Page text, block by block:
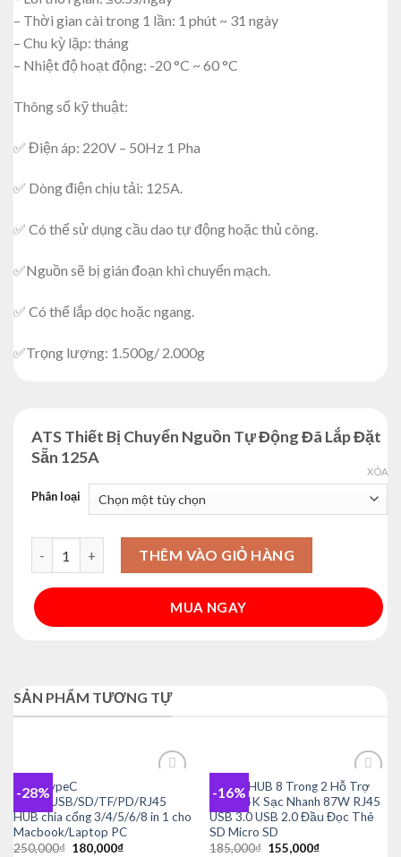
– Thời gian cài trong 1 lần: 1 phút ~ 31 ngày
– Chu kỳ lặp: tháng
– Nhiệt độ hoạt động: -20 °C ~ 60 °C
Thông số kỹ thuật:
✅ Điện áp: 220V – 50Hz 1 Pha
✅ Dòng điện chịu tải: 125A.
✅ Có thể sử dụng cầu dao tự động hoặc thủ công.
✅Nguồn sẽ bị gián đoạn khi chuyển mạch.
✅ Có thể lắp dọc hoặc ngang.
✅Trọng lượng: 1.500g/ 2.000g
ATS Thiết Bị Chuyển Nguồn Tự Động Đã Lắp Đặt
Sẵn 125A
Phân loại
XÓA
ATS Thiết Bị Chuyển Nguồn Tự Động Đã Lắp Đặt Sẵn 125A
THÊM VÀO GIỎ HÀNG
MUA NGAY
SẢN PHẨM TƯƠNG TỰ
-28%
wishlist
HUB TypeC
HDMI/USB/SD/TF/PD/RJ45
HUB chia cổng 3/4/5/6/8 in 1 cho
Macbook/Laptop PC
250,000₫ Giá
180,000₫Giá
-16%
Add to
wishlist
USB-C HUB 8 Trong 2 Hỗ Trợ
HDMI 4K Sạc Nhanh 87W RJ45
USB 3.0 USB 2.0 Đầu Đọc Thẻ
SD Micro SD
185,000₫ Giá
155,000₫Giá